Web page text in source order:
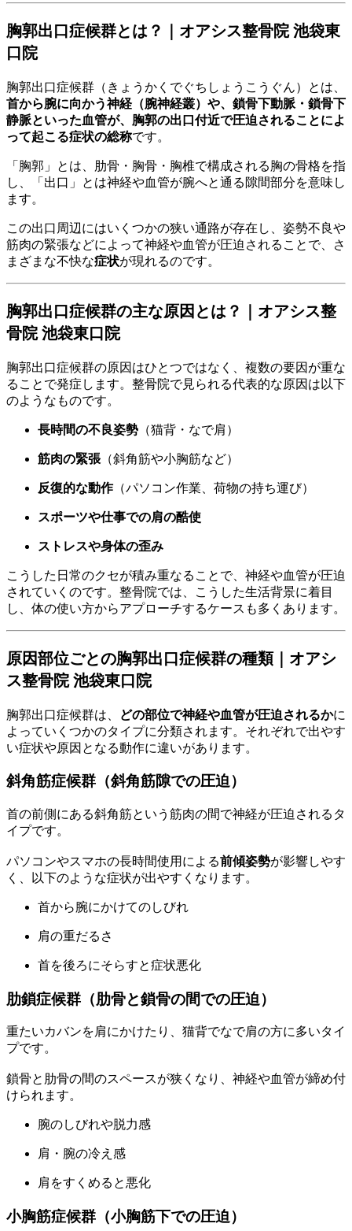
胸郭出口症候群とは？｜オアシス整骨院 池袋東
口院
胸郭出口症候群（きょうかくでぐちしょうこうぐん）とは、
首から腕に向かう神経（腕神経叢）や、鎖骨下動脈・鎖骨下
静脈といった血管が、胸郭の出口付近で圧迫されることによ
って起こる症状の総称です。
「胸郭」とは、肋骨・胸骨・胸椎で構成される胸の骨格を指
し、「出口」とは神経や血管が腕へと通る隙間部分を意味し
ます。
この出口周辺にはいくつかの狭い通路が存在し、姿勢不良や
筋肉の緊張などによって神経や血管が圧迫されることで、さ
まざまな不快な症状が現れるのです。
胸郭出口症候群の主な原因とは？｜オアシス整
骨院 池袋東口院
胸郭出口症候群の原因はひとつではなく、複数の要因が重な
ることで発症します。整骨院で見られる代表的な原因は以下
のようなものです。
長時間の不良姿勢 （猫背・なで肩）
筋肉の緊張 （斜角筋や小胸筋など）
反復的な動作（パソコン作業、荷物の持ち運び）
スポーツや仕事での肩の酷使
ストレスや身体の歪み
こうした日常のクセが積み重なることで、神経や血管が圧迫
されていくのです。整骨院では、こうした生活背景に着目
し、体の使い方からアプローチするケースも多くあります。
原因部位ごとの胸郭出口症候群の種類｜オアシ
ス整骨院 池袋東口院
胸郭出口症候群は、 どの部位で神経や血管が圧迫されるかに
よっていくつかのタイプに分類されます。それぞれで出やす
い症状や原因となる動作に違いがあります。
斜角筋症候群（斜角筋隙での圧迫）
首の前側にある斜角筋という筋肉の間で神経が圧迫されるタ
イプです。
パソコンやスマホの長時間使用による前傾姿勢が影響しやす
く、以下のような症状が出やすくなります。
首から腕にかけてのしびれ
肩の重だるさ
首を後ろにそらすと症状悪化
肋鎖症候群（肋骨と鎖骨の間での圧迫）
重たいカバンを肩にかけたり、猫背でなで肩の方に多いタイ
プです。
鎖骨と肋骨の間のスペースが狭くなり、神経や血管が締め付
けられます。
腕のしびれや脱力感
肩・腕の冷え感
肩をすくめると悪化
小胸筋症候群（小胸筋下での圧迫）